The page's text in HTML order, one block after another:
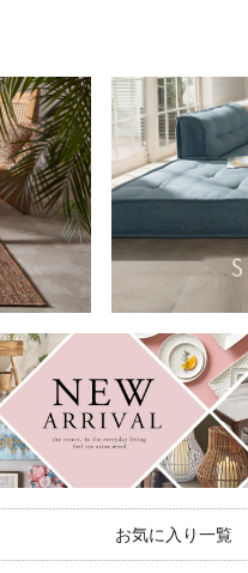
お気に入り一覧